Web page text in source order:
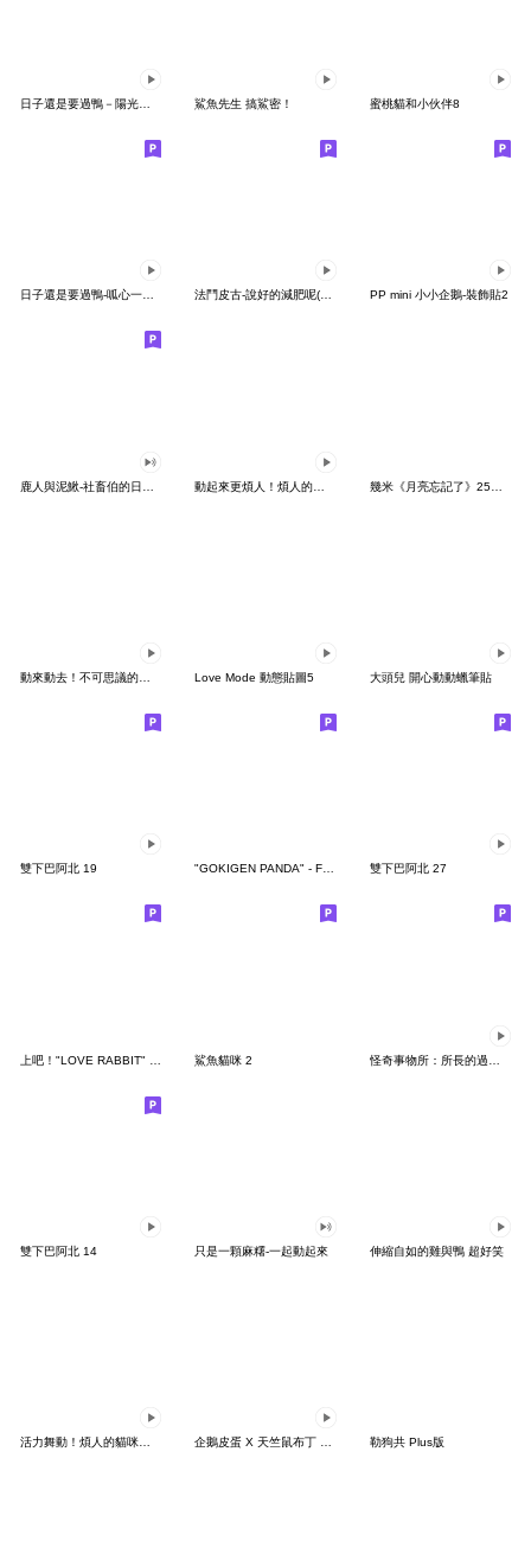
鯊魚先生 搞鯊密！ 蜜桃貓和小伙伴8
日子還是要過鴨-呱心一下鴨 法鬥皮古-說好的減肥呢(第15彈) PP mini 小小企鵝-裝飾貼2
幾米《月亮忘記了》25周年 x 晴天P莉
Love Mode 動態貼圖5 大頭兒 開心動動蠟筆貼
雙下巴阿北 19 "GOKIGEN PANDA" - Feeling / global 雙下巴阿北 27
鯊魚貓咪 2
雙下巴阿北 14 只是一顆麻糬-一起動起來 伸縮自如的雞與鴨 超好笑
活力舞動！煩人的貓咪★迷你版 2 企鵝皮蛋 X 天竺鼠布丁 有點厭世 勒狗共 Plus版